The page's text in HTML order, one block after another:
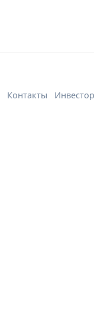
Контакты